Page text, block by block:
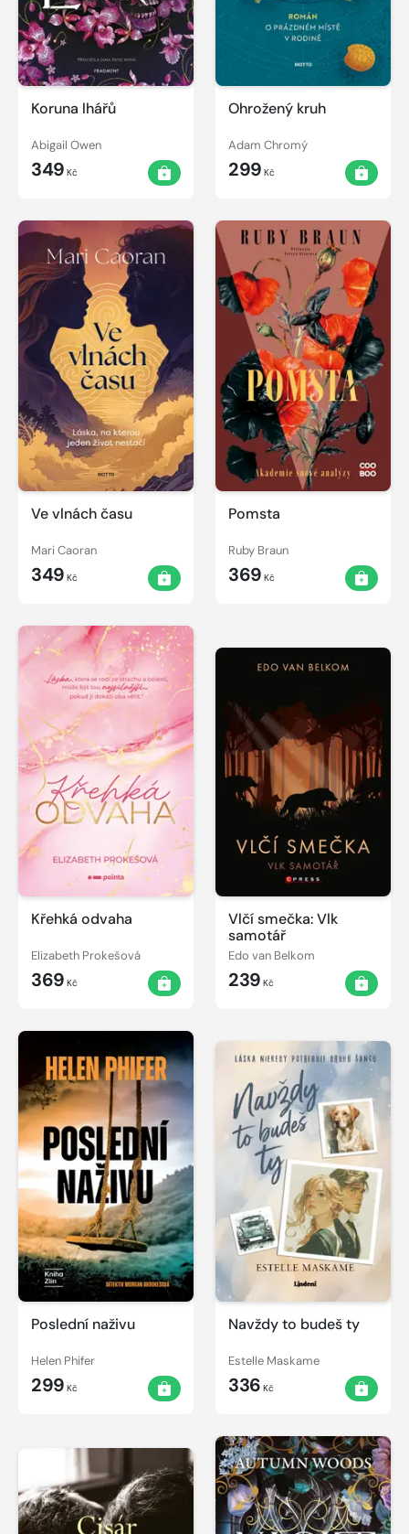
Koruna lhářů
Abigail Owen
349 Kč
Ohrožený kruh
Adam Chromý
299 Kč
Ve vlnách času
Mari Caoran
349 Kč
Pomsta
Ruby Braun
369 Kč
Křehká odvaha
Elizabeth Prokešová
369 Kč
Vlčí smečka: Vlk
samotář
Edo van Belkom
239 Kč
Poslední naživu
Helen Phifer
299 Kč
Navždy to budeš ty
Estelle Maskame
336 Kč